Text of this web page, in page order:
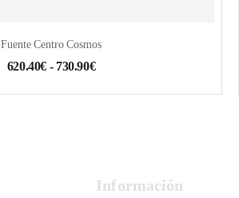
Fuente Centro Cosmos
620.40€ - 730.90€
Información